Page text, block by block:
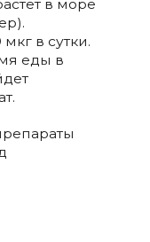
в море
в сутки.
еды в